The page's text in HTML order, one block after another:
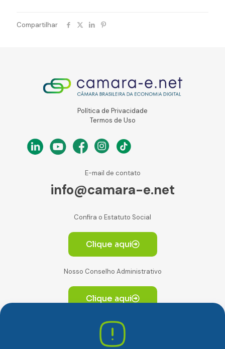
Compartilhar
Política de Privacidade
Termos de Uso
E-mail de contato
info@camara-e.net
Confira o Estatuto Social
Clique aqui
Nosso Conselho Administrativo
Clique aqui
Av. Paulista, 2064. Conjunto 14, (Edifício Paulista) -
CEP 01310-928 Consolação – São Paulo/SP